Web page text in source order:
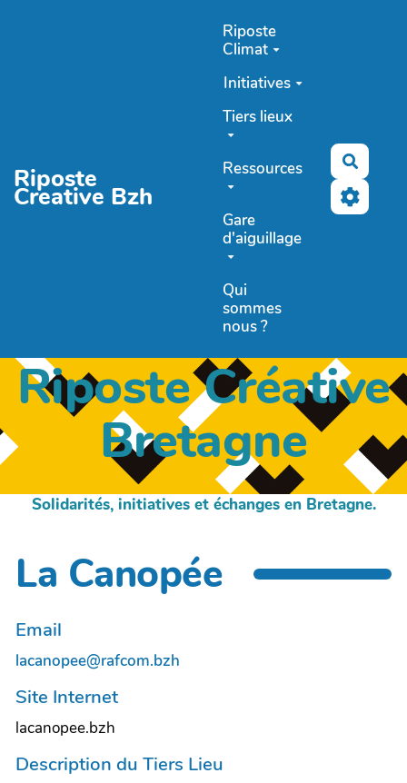
Riposte
Creative Bzh
Riposte
Climat
Initiatives
Tiers lieux
Ressources
Gare
d'aiguillage
Qui
sommes
nous ?
Riposte Créative
Bretagne
Solidarités, initiatives et échanges en Bretagne.
La Canopée
Email
lacanopee@rafcom.bzh
Site Internet
lacanopee.bzh
Description du Tiers Lieu